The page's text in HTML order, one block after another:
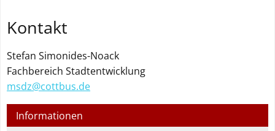
Kontakt
Stefan Simonides-Noack
Fachbereich Stadtentwicklung
msdz@cottbus.de
Informationen